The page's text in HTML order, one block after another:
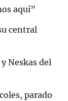
aquí”
central
Neskas del
parado